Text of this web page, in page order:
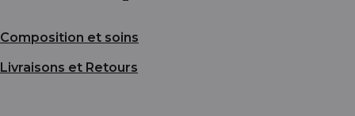
Composition et soins
Livraisons et Retours